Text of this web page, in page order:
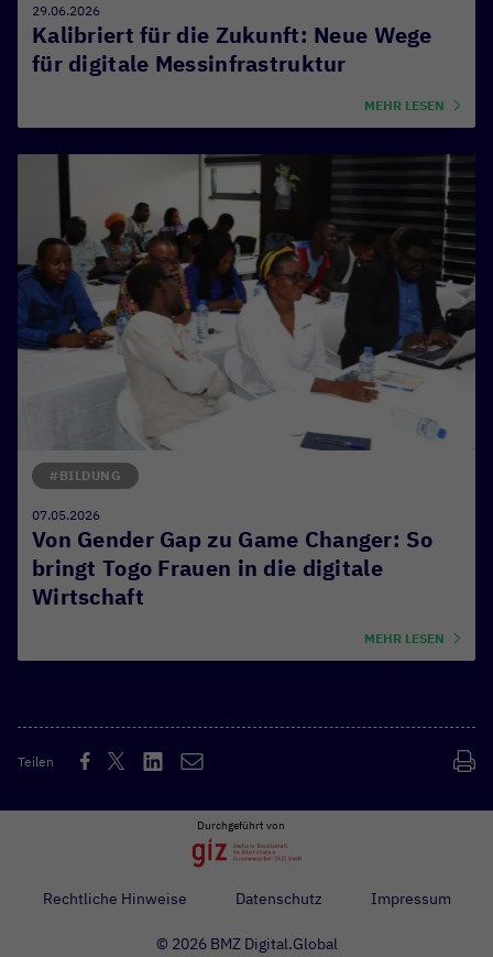
Kalibriert für die Zukunft: Neue Wege
für digitale Messinfrastruktur
29.06.2026
MEHR LESEN
Von Gender Gap zu Game Changer: So
bringt Togo Frauen in die digitale
Wirtschaft
#BILDUNG
07.05.2026
MEHR LESEN
Teilen
Durchgeführt von
Rechtliche Hinweise Datenschutz Impressum
© 2026 BMZ Digital.Global